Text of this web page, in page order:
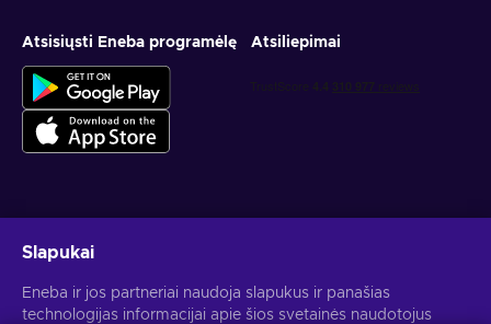
Atsisiųsti Eneba programėlę Atsiliepimai
Atšaukti prenumeratą gali bet kada. Daugiau informacijos rasi
Slapukai
Eneba ir jos partneriai naudoja slapukus ir panašias
technologijas informacijai apie šios svetainės naudotojus